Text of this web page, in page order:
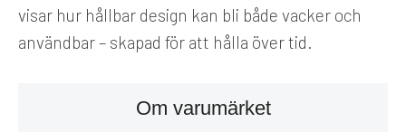
Om varumärket
visar hur hållbar design kan bli både vacker och
användbar – skapad för att hålla över tid.